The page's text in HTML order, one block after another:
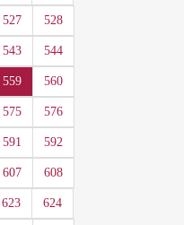
527 528
543 544
559 560
575 576
591 592
607 608
623 624